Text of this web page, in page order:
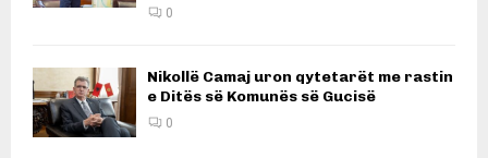
0
Nikollë Camaj uron qytetarët me rastin
e Ditës së Komunës së Gucisë
0